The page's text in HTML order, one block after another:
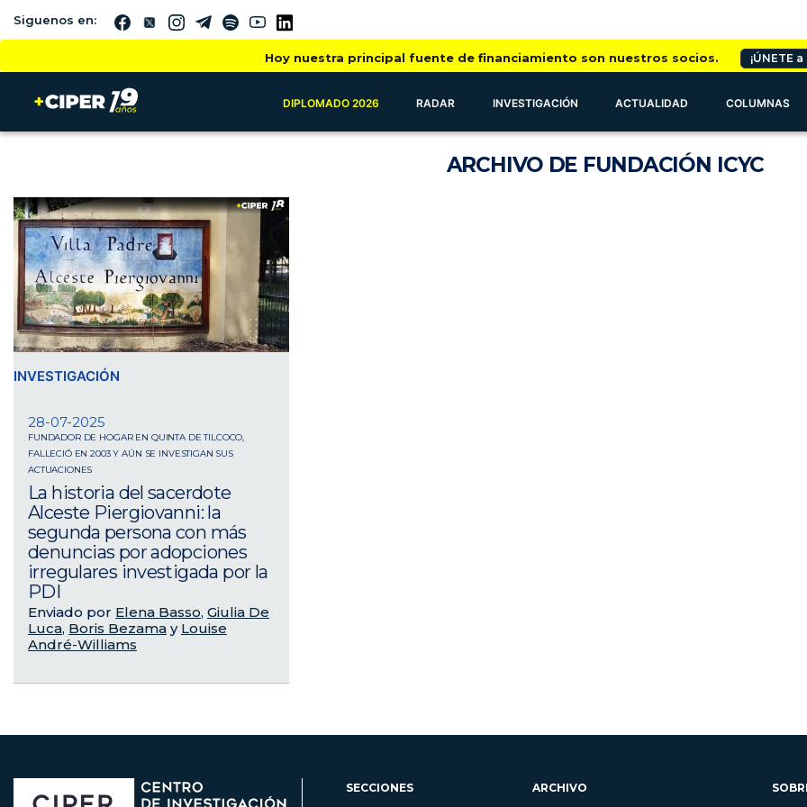
Siguenos en:
Hoy nuestra principal fuente de financiamiento son nuestros socios. ¡ÚNETE
DIPLOMADO 2026 RADAR INVESTIGACIÓN ACTUALIDAD COLUMNAS
ARCHIVODE FUNDACIÓN ICYC
INVESTIGACIÓN
28-07-2025
FUNDADOR DE HOGAR EN QUINTA DE TILCOCO,
FALLECIÓ EN 2003 Y AÚN SE INVESTIGAN SUS
ACTUACIONES
La historia del sacerdote
Alceste Piergiovanni: la
segunda persona con más
denuncias por adopciones
irregulares investigada por la
PDI
Enviado por Elena Basso, Giulia De
Luca, Boris Bezama y Louise
André-Williams
SECCIONES ARCHIVO